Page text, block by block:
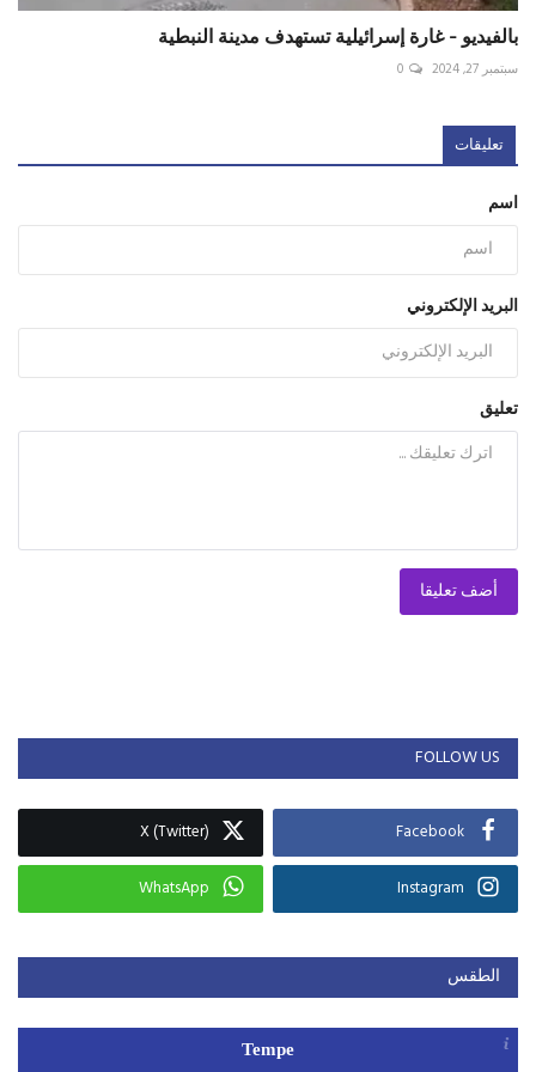
بالفيديو - غارة إسرائيلية تستهدف مدينة النبطية
سبتمبر 27, 2024 0
تعليقات
اسم
البريد الإلكتروني
تعليق
أضف تعليقا
FOLLOW US
Facebook
X (Twitter)
Instagram
WhatsApp
الطقس
Tempe